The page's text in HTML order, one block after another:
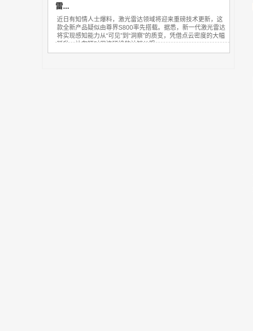
雷...
近日有知情人士爆料，激光雷达领域将迎来重磅技术更新，这
款全新产品疑似由尊界S800率先搭载。据悉，新一代激光雷达
将实现感知能力从“可见”到“洞察”的质变，凭借点云密度的大幅
跃升，让车辆对周边环境的认知从粗...